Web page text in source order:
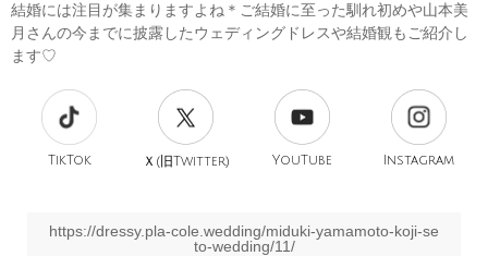
結婚には注目が集まりますよね＊ご結婚に至った馴れ初めや山本美
月さんの今までに披露したウェディングドレスや結婚観もご紹介し
ます♡
TikTok Ｘ(旧Twitter) YouTube Instagram
https://dressy.pla-cole.wedding/miduki-yamamoto-koji-se
to-wedding/11/